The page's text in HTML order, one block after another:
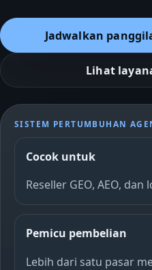
Jadwalkan
Lihat
SISTEM PERTUMBUHAN
Cocok untuk
Reseller GEO, AEO, dan
Pemicu pembelian
Lebih dari satu pasar